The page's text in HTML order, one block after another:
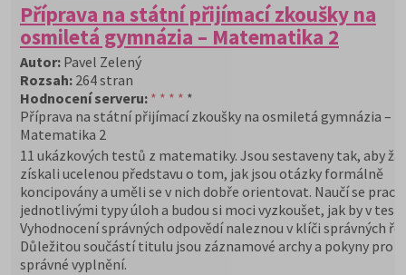
Příprava na státní přijímací zkoušky na
osmiletá gymnázia – Matematika 2
Autor: Pavel Zelený
Rozsah: 264 stran
Hodnocení serveru: * * * * *
Příprava na státní přijímací zkoušky na osmiletá gymnázia –
Matematika 2
11 ukázkových testů z matematiky. Jsou sestaveny tak, aby
získali ucelenou představu o tom, jak jsou otázky formálně
koncipovány a uměli se v nich dobře orientovat. Naučí se
jednotlivými typy úloh a budou si moci vyzkoušet, jak by v
Vyhodnocení správných odpovědí naleznou v klíči správných
Důležitou součástí titulu jsou záznamové archy a pokyny pro
správné vyplnění.